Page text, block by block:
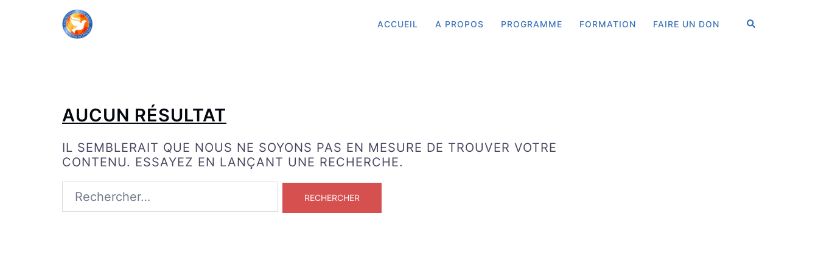
CONTENU
ACCUEIL A PROPOS PROGRAMME FORMATION FAIRE UN DON RECHERCHER
AUCUN RÉSULTAT
IL SEMBLERAIT QUE NOUS NE SOYONS PAS EN MESURE DE TROUVER VOTRE
CONTENU. ESSAYEZ EN LANÇANT UNE RECHERCHE.
RECHERCHER :